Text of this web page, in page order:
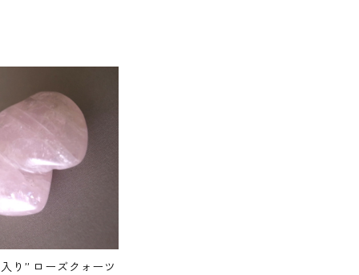
り” ローズクォーツ